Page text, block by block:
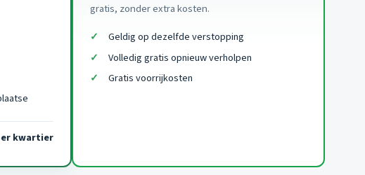
kwartier
gratis, zonder extra kosten.
Geldig op dezelfde verstopping
Volledig gratis opnieuw verholpen
Gratis voorrijkosten